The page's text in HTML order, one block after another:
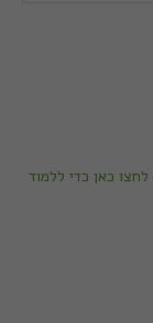
לחצו כאן כדי ללמוד